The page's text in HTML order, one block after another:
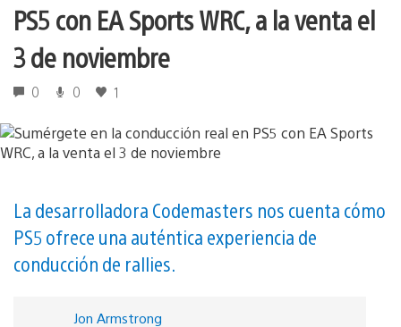
PS5 con EA Sports WRC, a la venta el
3 de noviembre
0 0 1
La desarrolladora Codemasters nos cuenta cómo
PS5 ofrece una auténtica experiencia de
conducción de rallies.
Jon Armstrong